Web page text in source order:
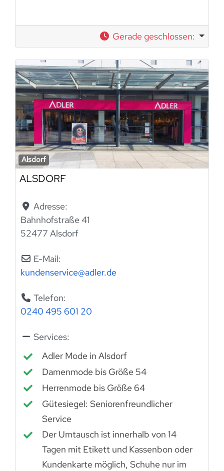
Gerade geschlossen:
Alsdorf
ALSDORF
Adresse:
Bahnhofstraße 41
52477 Alsdorf
E-Mail:
kundenservice@adler.de
Telefon:
0240 495 601 20
Services:
Adler Mode in Alsdorf
Damenmode bis Größe 54
Herrenmode bis Größe 64
Gütesiegel: Seniorenfreundlicher
Service
Der Umtausch ist innerhalb von 14
Tagen mit Etikett und Kassenbon oder
Kundenkarte möglich, Schuhe nur im